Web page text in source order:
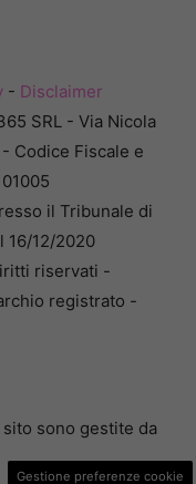
- Disclaimer
SRL - Via Nicola
- Codice Fiscale e
il Tribunale di
16/12/2020
riservati -
registrato -
sono gestite da
Gestione preferenze cookie